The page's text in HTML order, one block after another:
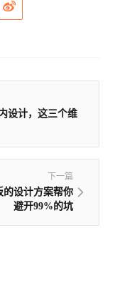
设计，这三个维
下一篇
的设计方案帮你
避开99%的坑